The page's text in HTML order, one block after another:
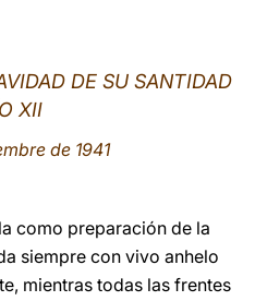
DE SU SANTIDAD
XII
de 1941
como preparación de la
siempre con vivo anhelo
mientras todas las frentes